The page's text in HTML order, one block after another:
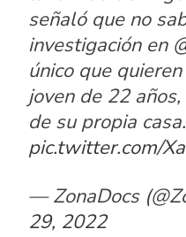
señaló que no
investigación en
único que
joven de 22
de su propia casa.
pic.twitter.com/
— ZonaDocs
29, 2022